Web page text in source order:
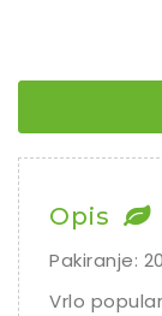
Opis
Pakiranje:
Vrlo